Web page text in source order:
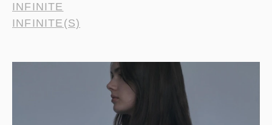
INFINITE
INFINITE(S)